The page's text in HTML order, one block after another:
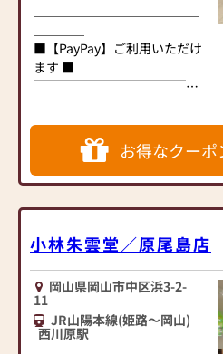
らしい、現代の感性に応えら
れるラインナップです。
材質、デザイン、品質、使い
り、好評の
オリジナル仏壇も展示販売し
ております。
デザイナーが設計したお仏壇
◆【位牌】
明治20年の創業から位牌の取
扱いをしており、経験・知識
が豊富でございます。
端正で綺麗な文字が好評の本
金手書き文字は、3代目より継
■【PayPay】ご利用いただけ
ます ■
￣￣￣￣￣￣￣￣￣￣￣￣￣
＿＿＿＿＿＿＿＿＿＿＿＿＿
＿＿＿＿＿＿＿＿＿＿＿＿＿
創業明治20年。仏壇仏具の専
安らぎと家族の絆をお届けし
たい」
それが岸佛光堂の願いです。
￣￣￣￣￣￣￣￣￣￣￣￣￣
￣￣￣￣￣￣￣￣￣￣￣￣￣
￣￣￣
お得なクー
小林朱雲堂／原尾島店
岡山県岡山市中区浜3-2-
11
JR山陽本線(姫路～岡山)
西川原駅